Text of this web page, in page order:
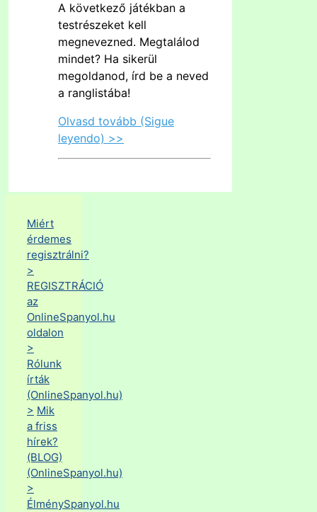
A következő játékban a
testrészeket kell
megnevezned. Megtalálod
mindet? Ha sikerül
megoldanod, írd be a neved
a ranglistába!
Olvasd tovább (Sigue
leyendo) >>
Miért
érdemes
regisztrálni?
>
REGISZTRÁCIÓ
az
OnlineSpanyol.hu
oldalon
>
Rólunk
írták
(OnlineSpanyol.hu)
> Mik
a friss
hírek?
(BLOG)
(OnlineSpanyol.hu)
>
ÉlménySpanyol.hu